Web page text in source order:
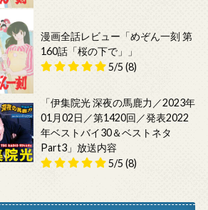
漫画全話レビュー「めぞん一刻 第
160話「桜の下で」」
5/5 (8)
「伊集院光 深夜の馬鹿力／2023年
01月02日／第1420回／発表2022
年ベストバイ30＆ベストネタ
Part3」放送内容
5/5 (8)